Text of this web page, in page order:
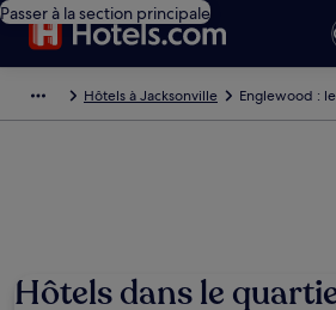
Passer à la section principale
Hôtels à Jacksonville Englewood :
Hôtels dans le